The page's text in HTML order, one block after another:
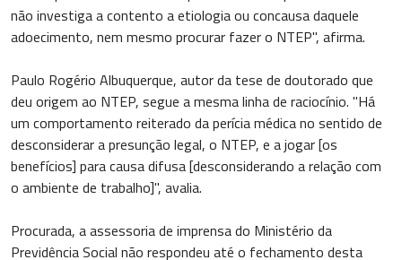
não investiga a contento a etiologia ou concausa daquele
adoecimento, nem mesmo procurar fazer o NTEP", afirma.
Paulo Rogério Albuquerque, autor da tese de doutorado que
deu origem ao NTEP, segue a mesma linha de raciocínio. "Há
um comportamento reiterado da perícia médica no sentido de
desconsiderar a presunção legal, o NTEP, e a jogar [os
benefícios] para causa difusa [desconsiderando a relação com
o ambiente de trabalho]", avalia.
Procurada, a assessoria de imprensa do Ministério da
Previdência Social não respondeu até o fechamento desta